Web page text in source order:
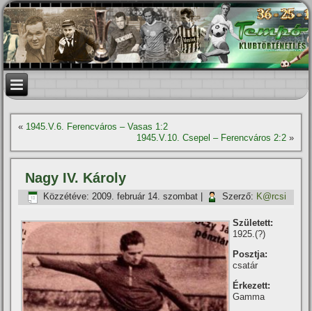
« 1945.V.6. Ferencváros – Vasas 1:2
1945.V.10. Csepel – Ferencváros 2:2»
Nagy IV. Károly
Közzétéve: 2009. február 14. szombat Szerző: K@rcsi
Született:
1925.(?)
Posztja:
csatár
Érkezett:
Gamma